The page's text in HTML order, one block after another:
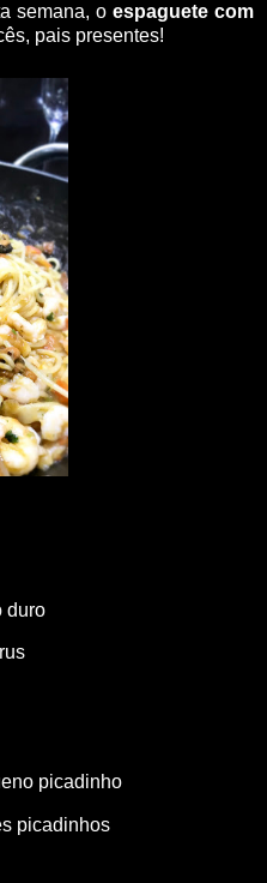
semana, o espaguete com
pais presentes!
duro
picadinho
picadinhos